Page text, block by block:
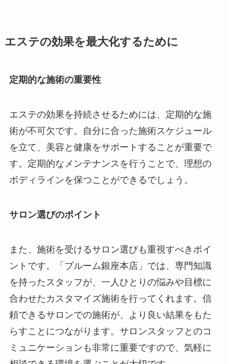
エステの効果を最大化するために
定期的な施術の重要性
エステの効果を持続させるためには、定期的な施
術が不可欠です。自分に合った施術スケジュール
を立て、美容と健康をサポートすることが重要で
す。定期的なメンテナンスを行うことで、理想の
ボディラインを保つことができるでしょう。
サロン選びのポイント
また、施術を受けるサロン選びも重視すべきポイ
ントです。「ブルーム銀座本店」では、専門知識
を持ったスタッフが、一人ひとりの悩みや目標に
合わせたカスタマイズ施術を行ってくれます。信
頼できるサロンでの施術が、より良い結果をもた
らすことにつながります。サロンスタッフとのコ
ミュニケーションも非常に重要ですので、気軽に